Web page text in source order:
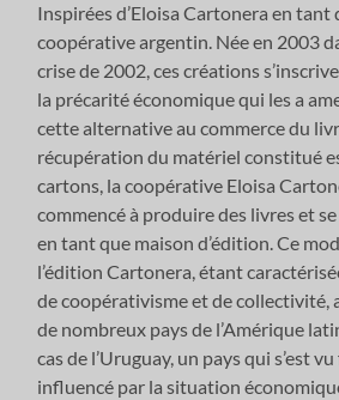
Inspirées d’Eloisa Cartonera en tant
coopérative argentin. Née en 2003
crise de 2002, ces créations
la précarité économique qui les a
cette alternative au commerce du
récupération du matériel constitué
cartons, la coopérative Eloisa
commencé à produire des livres et
en tant que maison d’édition. Ce
l’édition Cartonera, étant
de coopérativisme et de collectivité,
de nombreux pays de l’Amérique
cas de l’Uruguay, un pays qui s’est
influencé par la situation